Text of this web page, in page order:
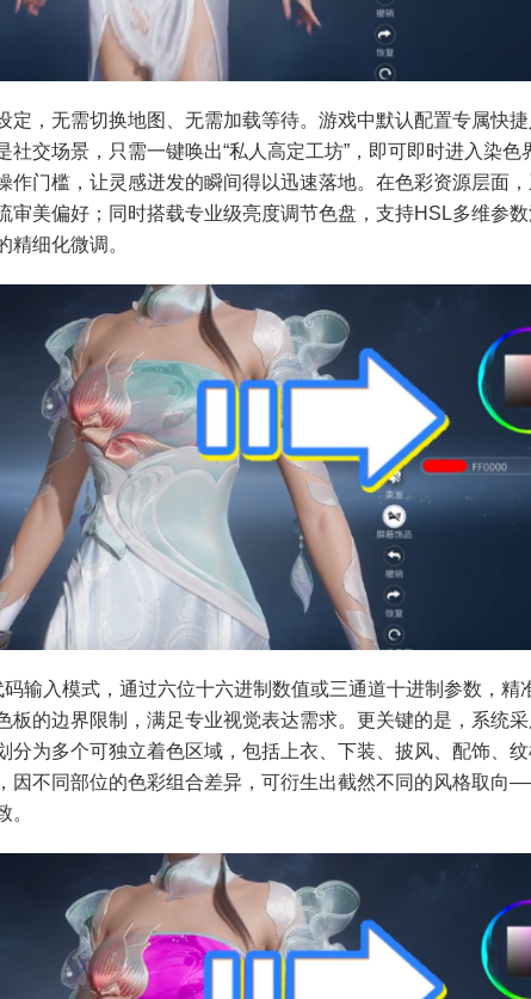
定，无需切换地图、无需加载等待。游戏中默认配置专属快
社交场景，只需一键唤出“私人高定工坊”，即可即时进入染色
作门槛，让灵感迸发的瞬间得以迅速落地。在色彩资源层面
审美偏好；同时搭载专业级亮度调节色盘，支持HSL多维参
精细化微调。
输入模式，通过六位十六进制数值或三通道十进制参数，精
板的边界限制，满足专业视觉表达需求。更关键的是，系统
分为多个可独立着色区域，包括上衣、下装、披风、配饰、
因不同部位的色彩组合差异，可衍生出截然不同的风格取向
。